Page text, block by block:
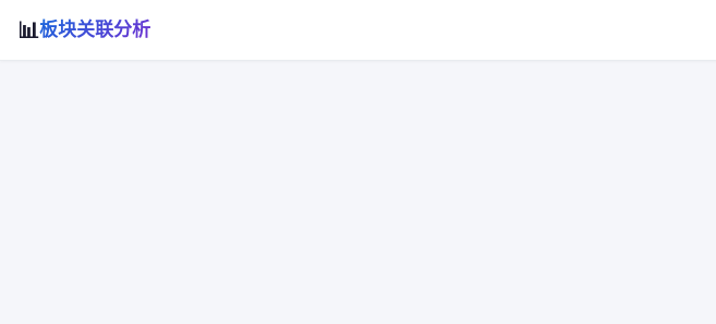
📊板块关联分析